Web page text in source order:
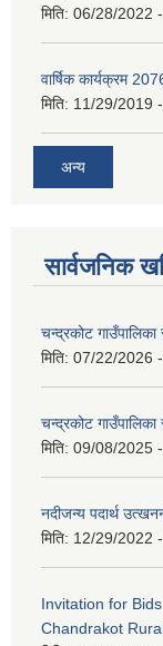
मिति: 06/28/2022
वार्षिक कार्यक्रम
मिति: 11/29/2019
अन्य
सार्वजनिक
चन्द्रकोट
मिति: 07/22/2026
चन्द्रकोट
मिति: 09/08/2025
नदीजन्य पदार्थ
मिति: 12/29/2022
Invitation for
Chandrakot